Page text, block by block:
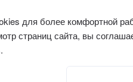
для более комфортной
страниц сайта, вы